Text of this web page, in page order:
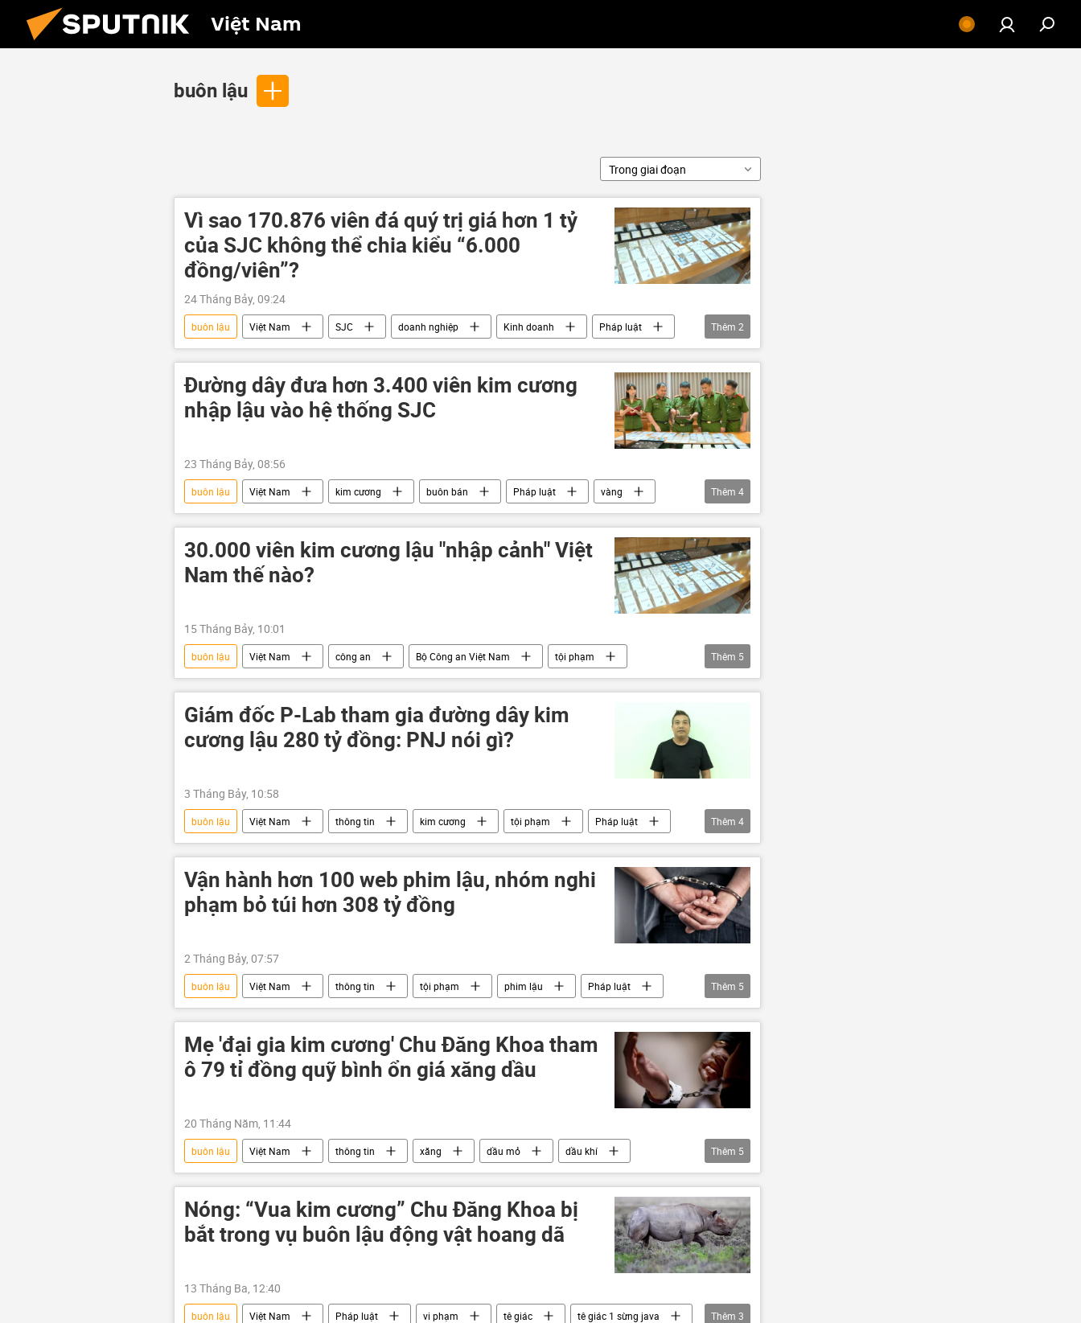
Việt Nam
buôn lậu
Trong giai đoạn
Vì sao 170.876 viên đá quý trị giá hơn 1 tỷ
của SJC không thể chia kiểu “6.000
đồng/viên”?
24 Tháng Bảy, 09:24
buôn lậu Việt Nam SJC doanh nghiệp Kinh doanh
Pháp luật
báo cáo
quản lý thị trường
Thêm 2
Đường dây đưa hơn 3.400 viên kim cương
nhập lậu vào hệ thống SJC
23 Tháng Bảy, 08:56
buôn lậu Việt Nam kim cương buôn bán Pháp luật
vàng
công an
Bộ Công an Việt Nam quản lý thị trường tội phạm
Thêm 4
30.000 viên kim cương lậu "nhập cảnh" Việt
Nam thế nào?
15 Tháng Bảy, 10:01
buôn lậu Việt Nam công an Bộ Công an Việt Nam
tội phạm
kim cương
Hàng Không Việt Nam cảng hàng không
hàng hóa
hàng không
Thêm 5
Giám đốc P-Lab tham gia đường dây kim
cương lậu 280 tỷ đồng: PNJ nói gì?
3 Tháng Bảy, 10:58
buôn lậu Việt Nam thông tin kim cương tội phạm
Pháp luật
PNJ
công an công an TP.HCM Bộ Công an Việt Nam
Thêm 4
Vận hành hơn 100 web phim lậu, nhóm nghi
phạm bỏ túi hơn 308 tỷ đồng
2 Tháng Bảy, 07:57
buôn lậu Việt Nam thông tin tội phạm phim lậu
Pháp luật
công an
Bộ Công an Việt Nam an ninh
an ninh mạng
An ninh thông tin
Thêm 5
Mẹ 'đại gia kim cương' Chu Đăng Khoa tham
ô 79 tỉ đồng quỹ bình ổn giá xăng dầu
20 Tháng Năm, 11:44
buôn lậu Việt Nam thông tin xăng dầu mỏ
dầu khí
chiếm đoạt
Tham ô tài sản Kinh doanh doanh nghiệp doanh nhân
Thêm 5
Nóng: “Vua kim cương” Chu Đăng Khoa bị
bắt trong vụ buôn lậu động vật hoang dã
13 Tháng Ba, 12:40
buôn lậu Việt Nam Pháp luật vi phạm tê giác
tê giác 1 sừng java
Thêm 3